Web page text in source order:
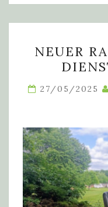
NEUER
27/05/2025